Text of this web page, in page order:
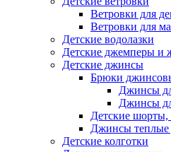
Ветровки для
Ветровки для
Детские водолазки
Детские джемперы и
Детские джинсы
Брюки
Джинсы
Джинсы
Детские
Джинсы теплые
Детские колготки